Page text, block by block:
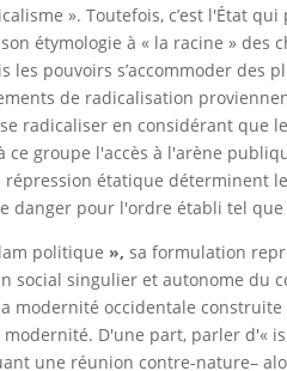
». Toutefois, c’est l'État
étymologie à « la racine »
les pouvoirs s’accommoder des
de radicalisation
radicaliser en considérant que
ce groupe l'accès à l'arène
étatique déterminent
danger pour l'ordre établi tel
politique », sa formulation
social singulier et autonome du
modernité occidentale
D'une part, parler d'«
une réunion contre-nature–